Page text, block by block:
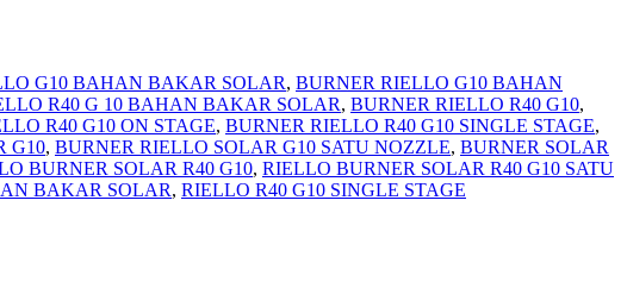
G10 BAHAN BAKAR SOLAR, BURNER RIELLO G10 BAHAN
R40 G 10 BAHAN BAKAR SOLAR, BURNER RIELLO R40 G10,
R40 G10 ON STAGE, BURNER RIELLO R40 G10 SINGLE STAGE,
G10, BURNER RIELLO SOLAR G10 SATU NOZZLE, BURNER SOLAR
BURNER SOLAR R40 G10, RIELLO BURNER SOLAR R40 G10 SATU
BAKAR SOLAR, RIELLO R40 G10 SINGLE STAGE